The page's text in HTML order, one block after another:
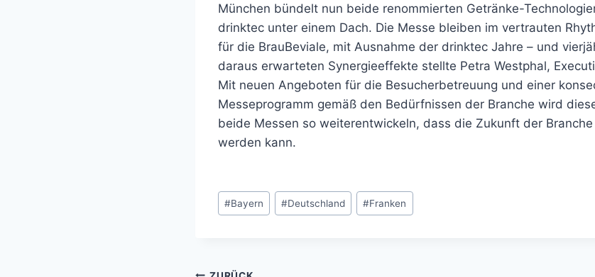
München bündelt nun beide renommierten Getränke-
drinktec unter einem Dach. Die Messe bleiben im vertrauten
für die BrauBeviale, mit Ausnahme der drinktec Jahre – und
daraus erwarteten Synergieeffekte stellte Petra Westphal,
Mit neuen Angeboten für die Besucherbetreuung und einer
Messeprogramm gemäß den Bedürfnissen der Branche wird
beide Messen so weiterentwickeln, dass die Zukunft der
werden kann.
Schlagworte:
#Bayern #Deutschland #Franken